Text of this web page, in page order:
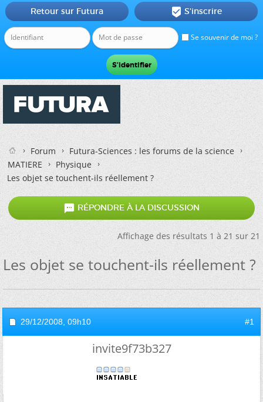
Se souvenir de moi ?
Retour sur Futura  S'inscrire
Forum
Futura-Sciences : les forums de la science
MATIERE
Physique
Les objet se touchent-ils réellement ?
 RÉPONDRE À LA DISCUSSION
Affichage des résultats 1 à 21 sur 21
Les objet se touchent-ils réellement ?
29/12/2008, 09h10 #1
invite9f73b327